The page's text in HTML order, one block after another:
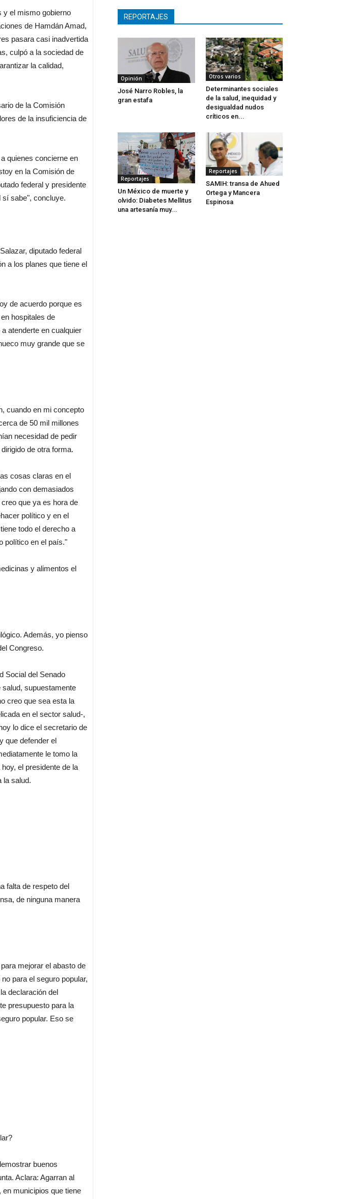
y el mismo gobierno
de Hamdán Amad,
pasara casi inadvertida
culpó a la sociedad de
la calidad,
de la Comisión
de la insuficiencia de
quienes concierne en
en la Comisión de
federal y presidente
sí sabe", concluye.
diputado federal
a los planes que tiene el
de acuerdo porque es
hospitales de
atenderte en cualquier
muy grande que se
cuando en mi concepto
de 50 mil millones
necesidad de pedir
de otra forma.
cosas claras en el
con demasiados
que ya es hora de
político y en el
todo el derecho a
político en el país."
y alimentos el
Además, yo pienso
Congreso.
Social del Senado
salud, supuestamente
creo que sea esta la
en el sector salud-,
lo dice el secretario de
que defender el
le tomo la
el presidente de la
la salud.
falta de respeto del
de ninguna manera
mejorar el abasto de
para el seguro popular,
declaración del
presupuesto para la
popular. Eso se
buenos
Aclara: Agarran al
municipios que tiene
REPORTAJES
Opinión
José Narro Robles, la
gran estafa
Otros varios
Determinantes sociales
de la salud, inequidad y
desigualdad nudos
críticos en...
Reportajes
Un México de muerte y
olvido: Diabetes Mellitus
una artesanía muy...
Reportajes
SAMIH: transa de Ahued
Ortega y Mancera
Espinosa